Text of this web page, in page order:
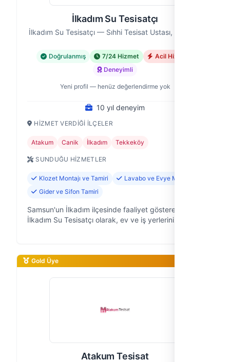
İlkadım Su Tesisatçı
İlkadım Su Tesisatçı — Sıhhi Tesisat Ustası, Samsun
Doğrulanmış 7/24 Hizmet
Acil Hizmet
Deneyimli
Yeni profil — henüz değerlendirme yok
10 yıl deneyim
HIZMET VERDIĞI İLÇELER
Atakum Canik İlkadım Tekkeköy
SUNDUĞU HIZMETLER
Klozet Montajı ve Tamiri
Lavabo ve Evye Montajı
Gider ve Sifon Tamiri
Samsun'un İlkadım ilçesinde faaliyet gösteren
İlkadım Su Tesisatçı olarak, ev ve iş yerlerinizdeki su
Gold Üye
Atakum Tesisat